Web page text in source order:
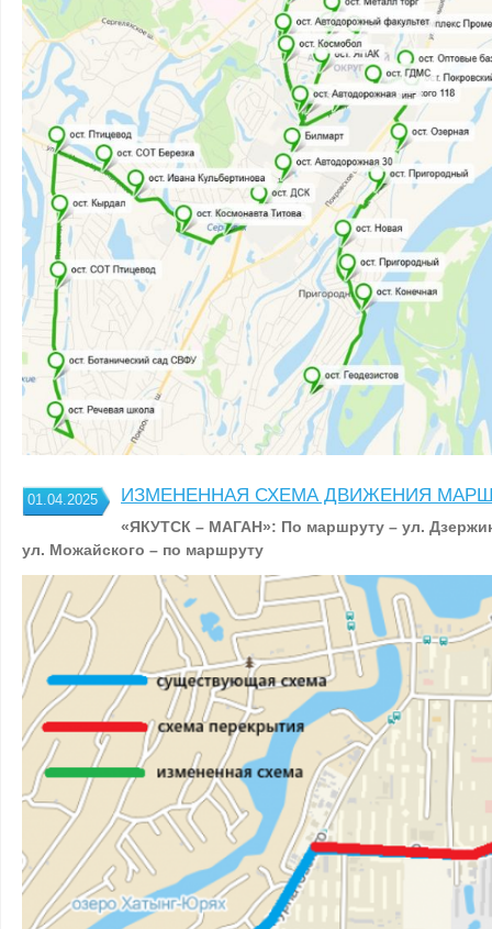
01.04.2025 ИЗМЕНЕННАЯ СХЕМА ДВИЖЕНИЯ
«ЯКУТСК – МАГАН»: По маршруту – ул.
ул. Можайского – по маршруту